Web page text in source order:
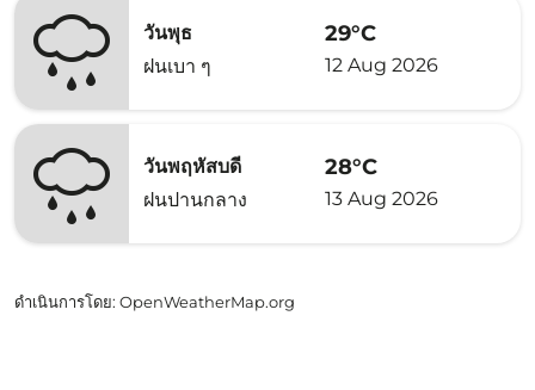
วันพุธ
ฝนเบา ๆ
29°C
12 Aug 2026
วันพฤหัสบดี
ฝนปานกลาง
28°C
13 Aug 2026
ดำเนินการโดย: OpenWeatherMap.org